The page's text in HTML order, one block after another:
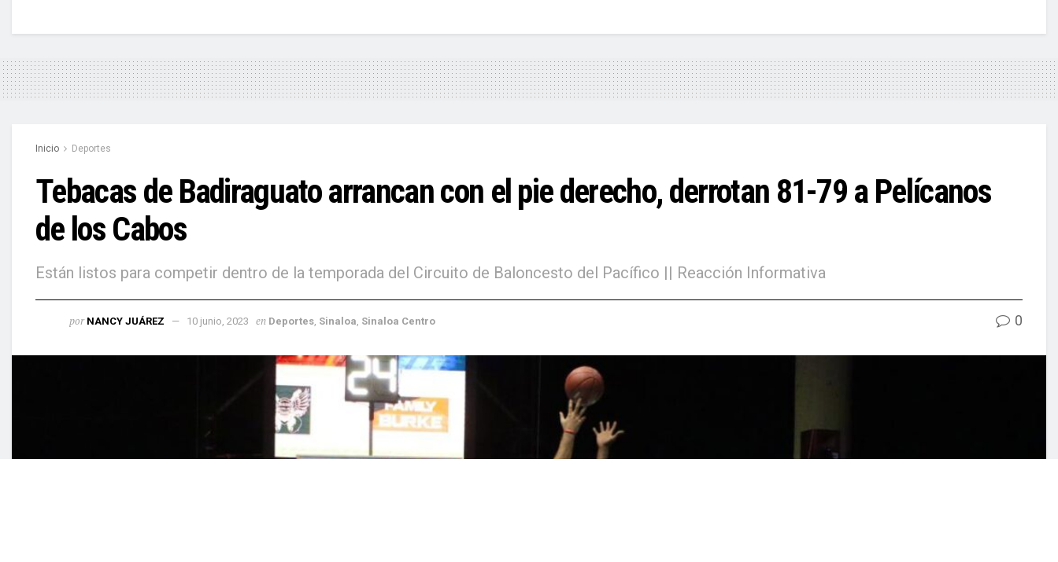
Inicio Deportes
Tebacas de Badiraguato arrancan con el pie derecho, derrotan 81-79 a Pelícanos
de los Cabos
Están listos para competir dentro de la temporada del Circuito de Baloncesto del Pacífico || Reacción Informativa
por NANCY JUÁREZ 10 junio, 2023 en Deportes, Sinaloa ,Sinaloa Centro 0